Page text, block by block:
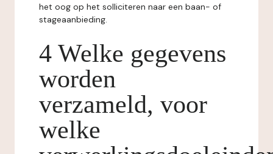
het oog op het solliciteren naar een baan- of
stageaanbieding.
4 Welke gegevens
worden
verzameld, voor
welke